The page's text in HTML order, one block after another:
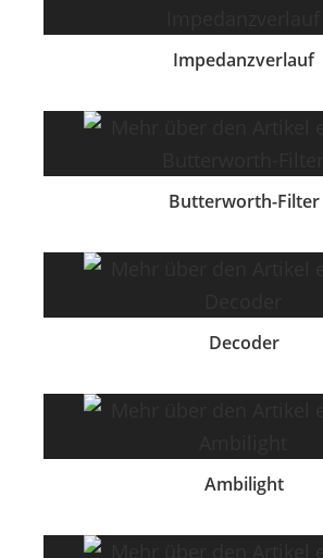
Impedanzverlauf
Butterworth-Filter
Decoder
Ambilight